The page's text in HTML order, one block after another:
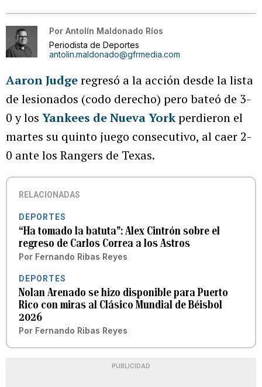
Por Antolín Maldonado Ríos
Periodista de Deportes
antolin.maldonado@gfrmedia.com
Aaron Judgeregresó a la acción desde la lista
de lesionados (codo derecho) pero bateó de 3-
0 y los Yankees de Nueva Yorkperdieron el
martes su quinto juego consecutivo, al caer 2-
0 ante los Rangers de Texas.
RELACIONADAS
DEPORTES
“Ha tomado la batuta”: Alex Cintrón sobre el
regreso de Carlos Correa a los Astros
Por Fernando Ribas Reyes
DEPORTES
Nolan Arenado se hizo disponible para Puerto
Rico con miras al Clásico Mundial de Béisbol
2026
Por Fernando Ribas Reyes
PUBLICIDAD